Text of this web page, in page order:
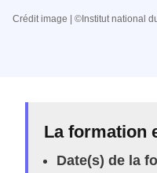
Crédit image | ©Institut national
La formation
Date(s) de la